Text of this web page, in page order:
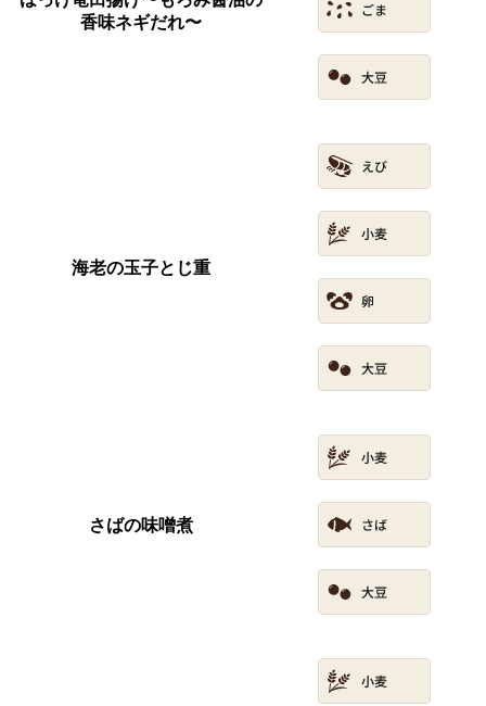
香味ネギだれ〜
海老の玉子とじ重
さばの味噌煮